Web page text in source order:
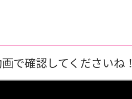
で確認してくださいね！